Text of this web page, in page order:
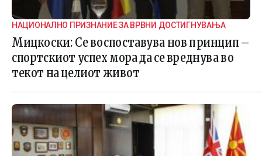
НАЦИОНАЛНО ПРИЗНАНИЕ ЗА ВРВНИ ДОСТИГНУВАЊА
Мицкоски: Се воспоставува нов принцип –
спортскиот успех мора да се вреднува во
текот на целиот живот